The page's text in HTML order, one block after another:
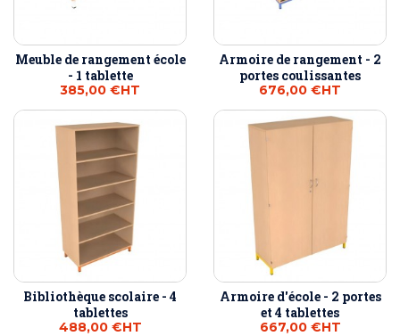
Meuble de rangement école
- 1 tablette
385,00 €HT
Armoire de rangement - 2
portes coulissantes
676,00 €HT
Bibliothèque scolaire - 4
tablettes
488,00 €HT
Armoire d'école - 2 portes
et 4 tablettes
667,00 €HT